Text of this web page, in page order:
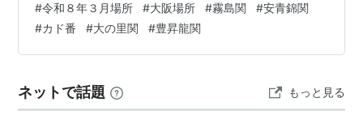
月場所勝ち越し力士 １２勝 霧島関・関脇・優勝・殊勲賞
１１勝 豊昇龍関・横綱 琴勝峰関・前５・敢闘賞 １０勝
豪ノ山関・前１０ 琴櫻関・大関 千代翔馬関・前１４ 朝
関・前６ 熱海富士関・小結…
#令和８年３月場所 #大阪場所 #霧島関 #安青錦関
#カド番 #大の里関 #豊昇龍関
ネットで話題 もっと見る